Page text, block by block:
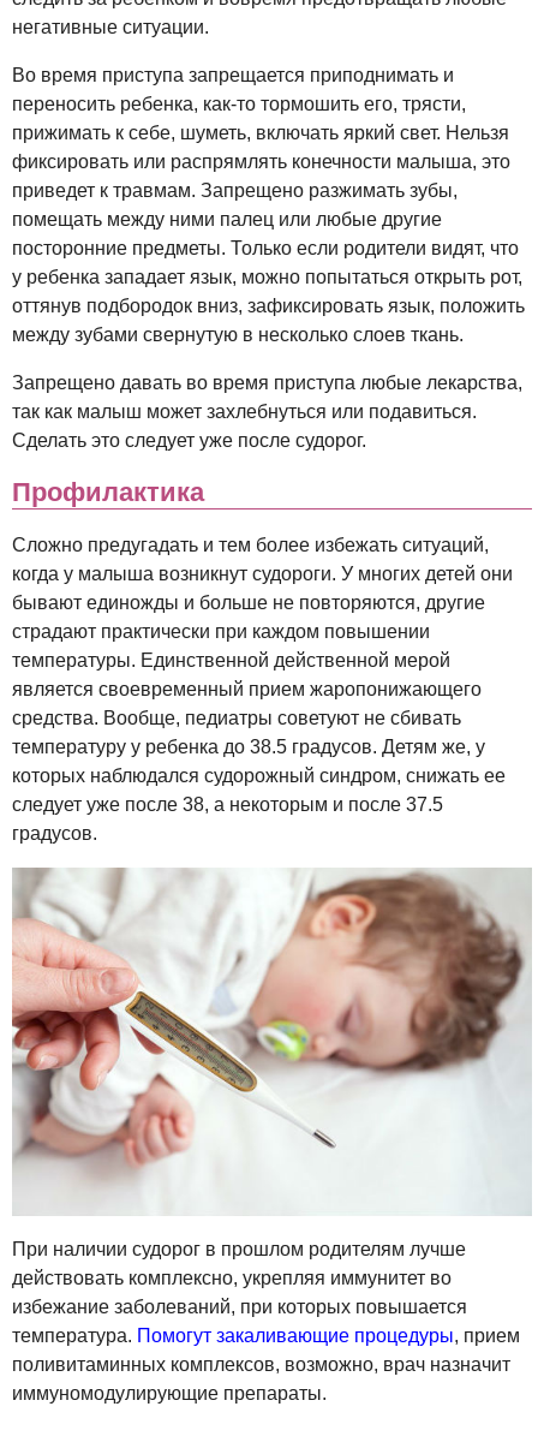
негативные ситуации.
Во время приступа запрещается приподнимать и
переносить ребенка, как-то тормошить его, трясти,
прижимать к себе, шуметь, включать яркий свет. Нельзя
фиксировать или распрямлять конечности малыша, это
приведет к травмам. Запрещено разжимать зубы,
помещать между ними палец или любые другие
посторонние предметы. Только если родители видят, что
у ребенка западает язык, можно попытаться открыть рот,
оттянув подбородок вниз, зафиксировать язык, положить
между зубами свернутую в несколько слоев ткань.
Запрещено давать во время приступа любые лекарства,
так как малыш может захлебнуться или подавиться.
Сделать это следует уже после судорог.
Профилактика
Сложно предугадать и тем более избежать ситуаций,
когда у малыша возникнут судороги. У многих детей они
бывают единожды и больше не повторяются, другие
страдают практически при каждом повышении
температуры. Единственной действенной мерой
является своевременный прием жаропонижающего
средства. Вообще, педиатры советуют не сбивать
температуру у ребенка до 38.5 градусов. Детям же, у
которых наблюдался судорожный синдром, снижать ее
следует уже после 38, а некоторым и после 37.5
градусов.
При наличии судорог в прошлом родителям лучше
действовать комплексно, укрепляя иммунитет во
избежание заболеваний, при которых повышается
температура. Помогут закаливающие процедуры, прием
поливитаминных комплексов, возможно, врач назначит
иммуномодулирующие препараты.